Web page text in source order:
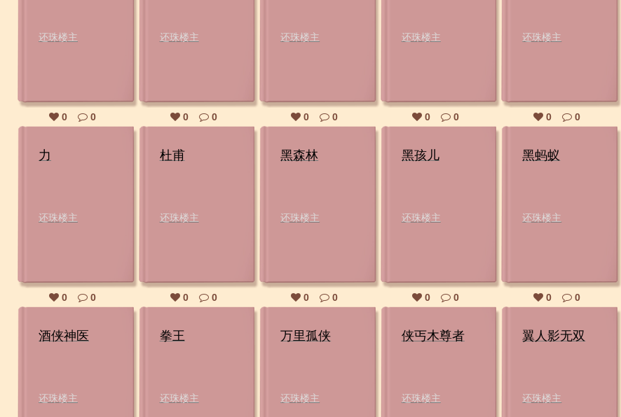
还珠楼主
0 0
还珠楼主
0 0
还珠楼主
0 0
还珠楼主
0 0
还珠楼主
0 0
力
还珠楼主
0 0
杜甫
还珠楼主
0 0
黑森林
还珠楼主
0 0
黑孩儿
还珠楼主
0 0
黑蚂蚁
还珠楼主
0 0
酒侠神医
还珠楼主
拳王
还珠楼主
万里孤侠
还珠楼主
侠丐木尊者
还珠楼主
翼人影无双
还珠楼主